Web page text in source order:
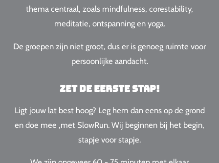
thema centraal, zoals mindfulness, corestability,
meditatie, ontspanning en yoga.
De groepen zijn niet groot, dus er is genoeg ruimte voor
persoonlijke aandacht.
Zet de eerste stap!
Ligt jouw lat best hoog? Leg hem dan eens op de grond
en doe mee ,met SlowRun. Wij beginnen bij het begin,
stapje voor stapje.